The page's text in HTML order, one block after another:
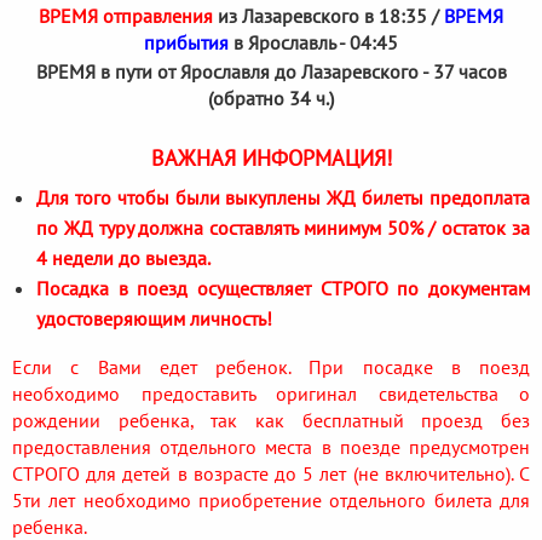
ВРЕМЯ отправления из Лазаревского в 18:35 / ВРЕМЯ
прибытия в Ярославль - 04:45
ВРЕМЯ в пути от Ярославля до Лазаревского - 37 часов
(обратно 34 ч.)
ВАЖНАЯ ИНФОРМАЦИЯ!
Для того чтобы были выкуплены ЖД билеты предоплата
по ЖД туру должна составлять минимум 50% / остаток за
4 недели до выезда.
Посадка в поезд осуществляет СТРОГО по документам
удостоверяющим личность!
Если с Вами едет ребенок. При посадке в поезд
необходимо предоставить оригинал свидетельства о
рождении ребенка, так как бесплатный проезд без
предоставления отдельного места в поезде предусмотрен
СТРОГО для детей в возрасте до 5 лет (не включительно). С
5ти лет необходимо приобретение отдельного билета для
ребенка.